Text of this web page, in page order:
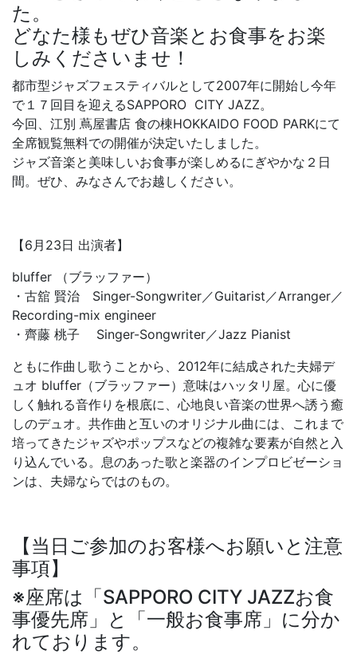
た。
どなた様もぜひ音楽とお食事をお楽
しみくださいませ！
都市型ジャズフェスティバルとして2007年に開始し今年
で１７回目を迎えるSAPPORO CITY JAZZ。
今回、江別 蔦屋書店 食の棟HOKKAIDO FOOD PARKにて
全席観覧無料での開催が決定いたしました。
ジャズ音楽と美味しいお食事が楽しめるにぎやかな２日
間。ぜひ、みなさんでお越しください。
【6月23日 出演者】
bluffer （ブラッファー）
・古舘 賢治 Singer-Songwriter／Guitarist／Arranger／
Recording-mix engineer
・齊藤 桃子 Singer-Songwriter／Jazz Pianist
ともに作曲し歌うことから、2012年に結成された夫婦デ
ュオ bluffer（ブラッファー）意味はハッタリ屋。心に優
しく触れる音作りを根底に、心地良い音楽の世界へ誘う癒
しのデュオ。共作曲と互いのオリジナル曲には、これまで
培ってきたジャズやポップスなどの複雑な要素が自然と入
り込んでいる。息のあった歌と楽器のインプロビゼーショ
ンは、夫婦ならではのもの。
【当日ご参加のお客様へお願いと注意
事項】
※座席は「SAPPORO CITY JAZZお食
事優先席」と「一般お食事席」に分か
れております。